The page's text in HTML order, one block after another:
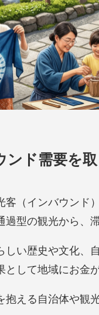
ンド需要を
客（インバウンド
過型の観光から、
しい歴史や文化
として地域にお金
抱える自治体や観